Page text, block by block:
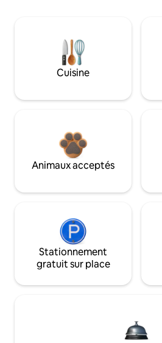
Cuisine
Animaux acceptés
Stationnement
gratuit sur place